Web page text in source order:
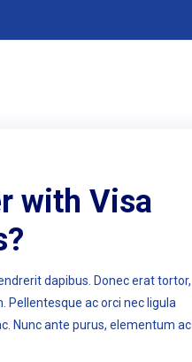
with Visa
dapibus. Donec erat tortor,
Pellentesque ac orci nec ligula
Nunc ante purus, elementum ac